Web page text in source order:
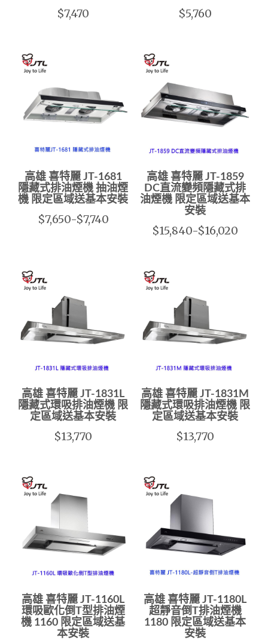
$7,470 $5,760
高雄 喜特麗 JT-1681
隱藏式排油煙機 抽油煙
機 限定區域送基本安裝
$7,650-$7,740
高雄 喜特麗 JT-1859
DC直流變頻隱藏式排
油煙機 限定區域送基本
安裝
$15,840-$16,020
高雄 喜特麗 JT-1831L
隱藏式環吸排油煙機 限
定區域送基本安裝
$13,770
高雄 喜特麗 JT-1831M
隱藏式環吸排油煙機 限
定區域送基本安裝
$13,770
高雄 喜特麗 JT-1160L
環吸歐化倒T型排油煙
機 1160 限定區域送基
本安裝
高雄 喜特麗 JT-1180L
超靜音倒T排油煙機
1180 限定區域送基本
安裝